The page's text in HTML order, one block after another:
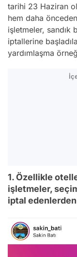
tarihi 23 Haziran
hem daha
işletmeler, sandık
iptallerine
yardımlaşma
1. Özellikle
işletmeler,
iptal